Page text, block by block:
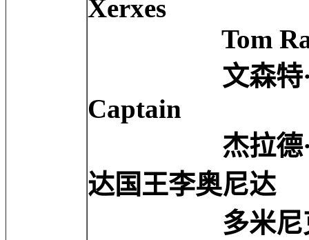
Xerxes
Tom Rack
文森特·里根
Captain
杰拉德·巴特
达国王李奥尼达
多米尼克·威